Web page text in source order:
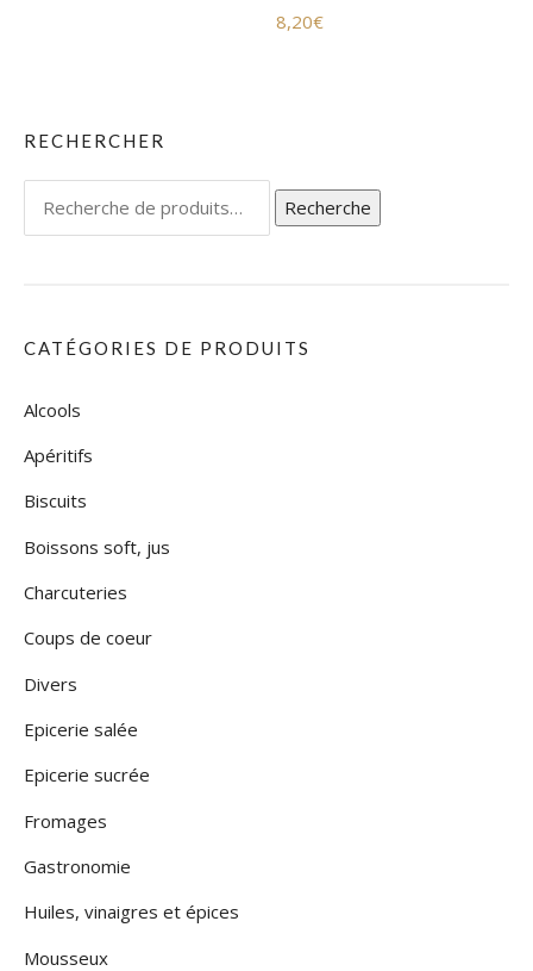
8,20€
RECHERCHER
Recherche
CATÉGORIES DE PRODUITS
Alcools
Apéritifs
Biscuits
Boissons soft, jus
Charcuteries
Coups de coeur
Divers
Epicerie salée
Epicerie sucrée
Fromages
Gastronomie
Huiles, vinaigres et épices
Mousseux